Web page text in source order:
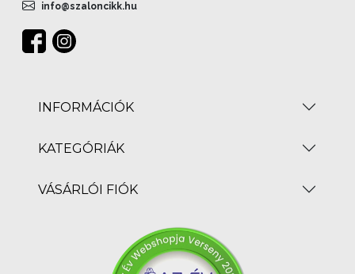
info@szaloncikk.hu
INFORMÁCIÓK
KATEGÓRIÁK
VÁSÁRLÓI FIÓK